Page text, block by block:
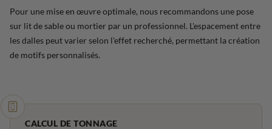
Pour une mise en œuvre optimale, nous recommandons une pose
sur lit de sable ou mortier par un professionnel. L'espacement entre
les dalles peut varier selon l'effet recherché, permettant la création
de motifs personnalisés.
CALCUL DE TONNAGE